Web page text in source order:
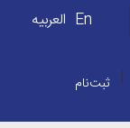
En العربیه
| ثبت‌نام